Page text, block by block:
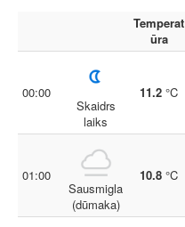
Temperat
ūra
00:00
Skaidrs
laiks
11.2 °C
01:00
Sausmigla
(dūmaka)
10.8 °C